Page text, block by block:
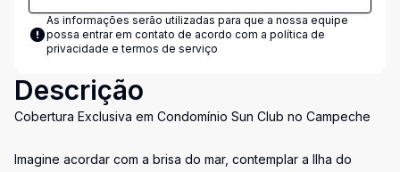
As informações serão utilizadas para que a nossa equipe
possa entrar em contato de acordo com a política de
privacidade e termos de serviço
Descrição
Cobertura Exclusiva em Condomínio Sun Club no Campeche
Imagine acordar com a brisa do mar, contemplar a Ilha do